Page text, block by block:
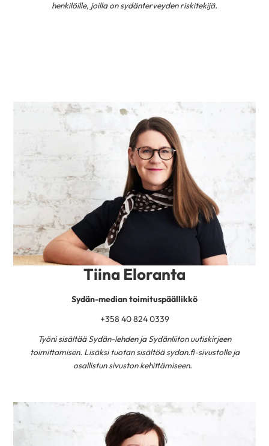
henkilöille, joilla on sydänterveyden riskitekijä.
Tiina Eloranta
Sydän-median toimituspäällikkö
+358 40 824 0339
Työni sisältää Sydän-lehden ja Sydänliiton uutiskirjeen
toimittamisen. Lisäksi tuotan sisältöä sydan.fi-sivustolle ja
osallistun sivuston kehittämiseen.